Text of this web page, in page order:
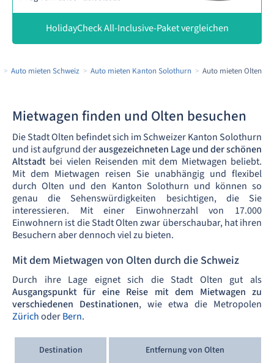
HolidayCheck All-Inclusive-Paket vergleichen
Auto mieten Schweiz Auto mieten Kanton Solothurn Auto mieten Olten
Mietwagen finden und Olten besuchen
Die Stadt Olten befindet sich im Schweizer Kanton Solothurn
und ist aufgrund derausgezeichneten Lage und der schönen
Altstadt bei vielen Reisenden mit dem Mietwagen beliebt.
Mit dem Mietwagen reisen Sie unabhängig und flexibel
durch Olten und den Kanton Solothurn und können so
genau die Sehenswürdigkeiten besichtigen, die Sie
interessieren. Mit einer Einwohnerzahl von 17.000
Einwohnern ist die Stadt Olten zwar überschaubar, hat ihren
Besuchern aber dennoch viel zu bieten.
Mit dem Mietwagen von Olten durch die Schweiz
Durch ihre Lage eignet sich die Stadt Olten gut als
Ausgangspunkt für eine Reise mit dem Mietwagen zu
verschiedenen Destinationen, wie etwa die Metropolen
ZürichoderBern.
Destination Entfernung von Olten